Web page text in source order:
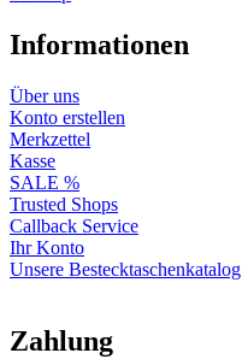
Informationen
Über uns
Konto erstellen
Merkzettel
Kasse
SALE %
Trusted Shops
Callback Service
Ihr Konto
Unsere Bestecktaschenkatalog
Zahlung